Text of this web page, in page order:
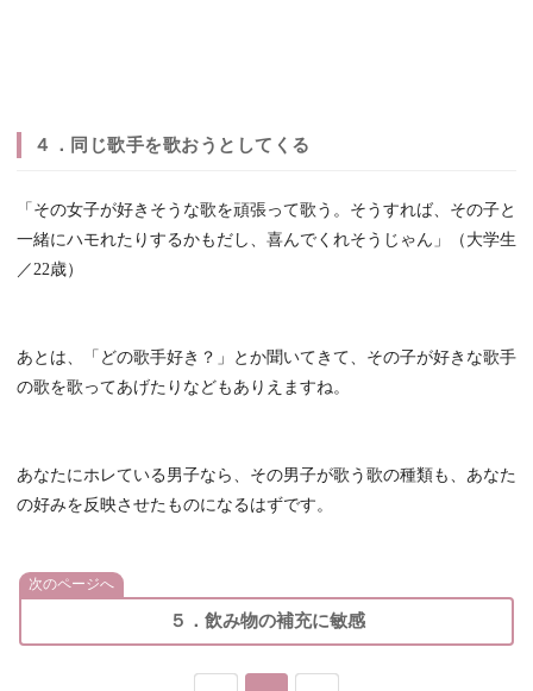
４．同じ歌手を歌おうとしてくる
「その女子が好きそうな歌を頑張って歌う。そうすれば、その子と
一緒にハモれたりするかもだし、喜んでくれそうじゃん」（大学生
／22歳）
あとは、「どの歌手好き？」とか聞いてきて、その子が好きな歌手
の歌を歌ってあげたりなどもありえますね。
あなたにホレている男子なら、その男子が歌う歌の種類も、あなた
の好みを反映させたものになるはずです。
次のページへ
５．飲み物の補充に敏感